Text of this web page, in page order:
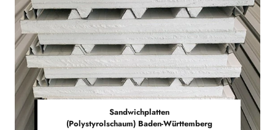
Sandwichplatten
(Polystyrolschaum) Baden-Württemberg